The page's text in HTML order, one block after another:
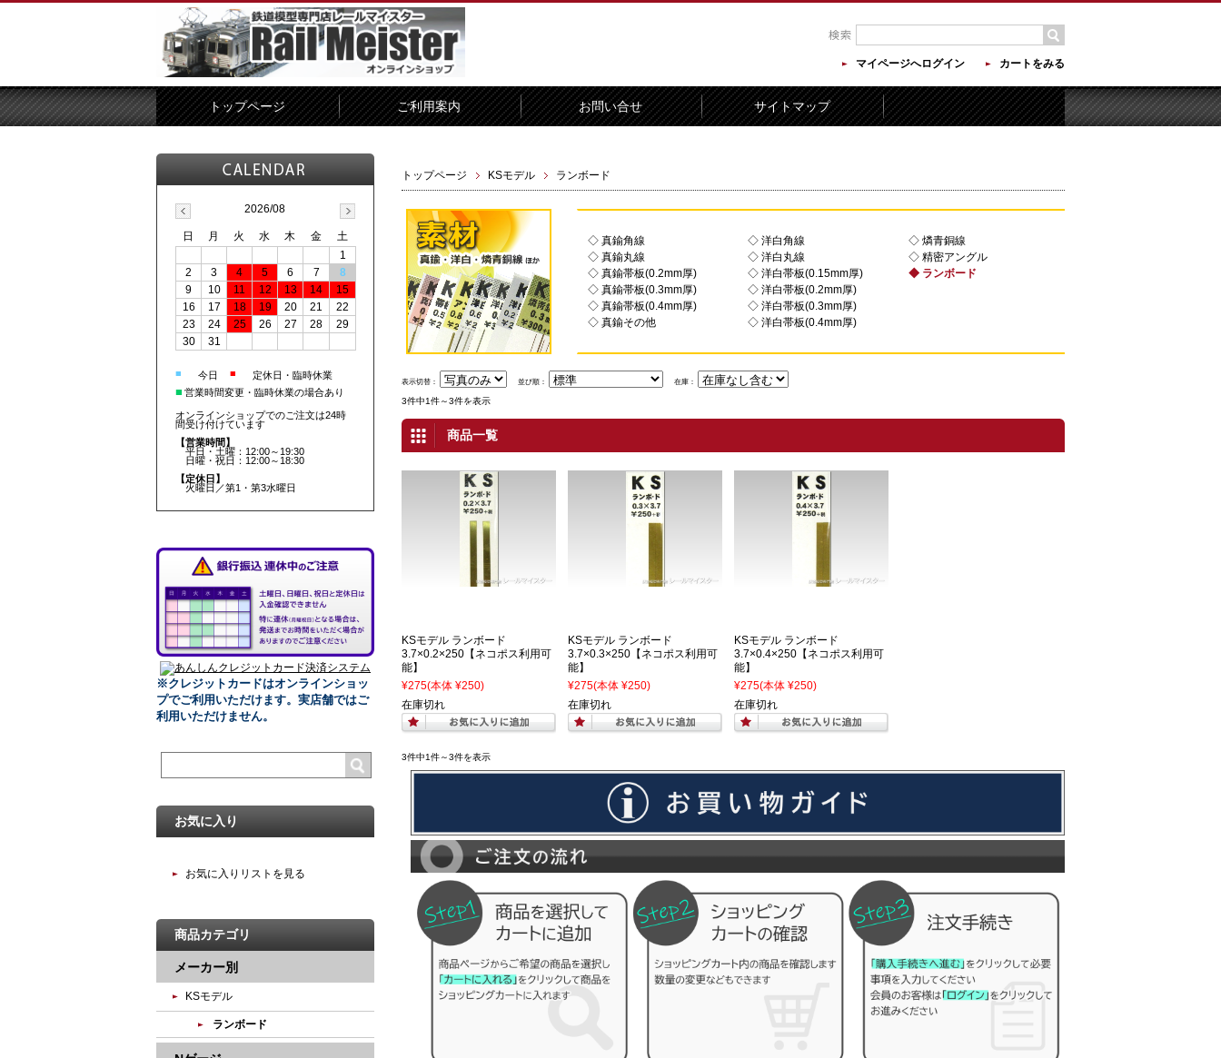
マイページへログイン カートをみる
トップページ ご利用案内 お問い合せ サイトマップ
トップページ KSモデル ランボード
◇ 真鍮角線
◇ 真鍮丸線
◇ 真鍮帯板(0.2mm厚)
◇ 真鍮帯板(0.3mm厚)
◇ 真鍮帯板(0.4mm厚)
◇ 真鍮その他
◇ 洋白角線
◇ 洋白丸線
◇ 洋白帯板(0.15mm厚)
◇ 洋白帯板(0.2mm厚)
◇ 洋白帯板(0.3mm厚)
◇ 洋白帯板(0.4mm厚)
◇ 燐青銅線
◇ 精密アングル
◆ ランボード
表示切替： 並び順： 在庫：
3件中1件～3件を表示
商品一覧
KSモデル ランボード
3.7×0.2×250【ネコポス利用可
能】
¥275(本体 ¥250)
在庫切れ
KSモデル ランボード
3.7×0.3×250【ネコポス利用可
能】
¥275(本体 ¥250)
在庫切れ
KSモデル ランボード
3.7×0.4×250【ネコポス利用可
能】
¥275(本体 ¥250)
在庫切れ
3件中1件～3件を表示
2026/08
日 月 火 水 木 金
土
1
2
3 4 5 6 7
8
9
10 11 12 13 14
15
16
17 18 19 20 21
22
23
24 25 26 27 28
29
30
31
■ 今日 ■ 定休日・臨時休業
■ 営業時間変更・臨時休業の場合あり
オンラインショップでのご注文は24時
間受け付けています
【営業時間】
平日・土曜：12:00～19:30
日曜・祝日：12:00～18:30
【定休日】
火曜日／第1・第3水曜日
※クレジットカードはオンラインショッ
プでご利用いただけます。 実店舗ではご
利用いただけません。
お気に入り
お気に入りリストを見る
商品カテゴリ
メーカー別
KSモデル
ランボード